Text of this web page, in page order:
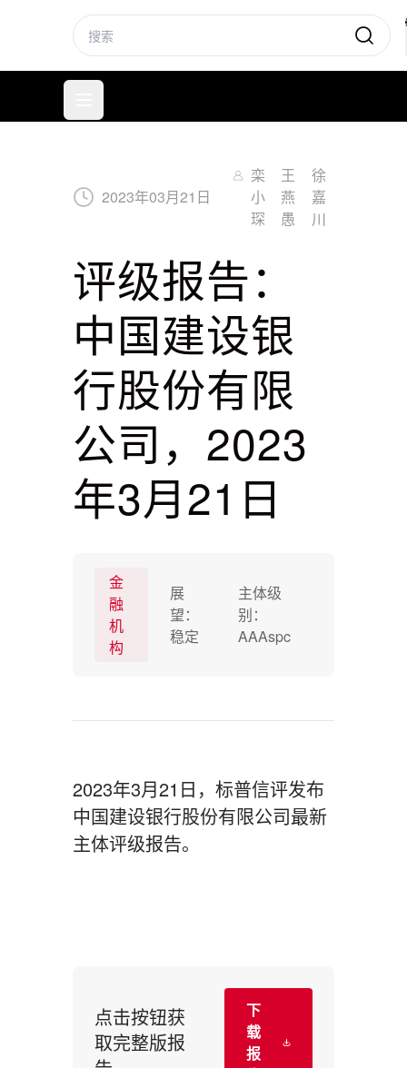
标普信评
2023年03月21 日
栾
小
琛
王
燕
愚
徐
嘉
川
评级报告：
中国建设银
行股份有限
公司，2023
年3月21日
金
融
机
构
展
望：
稳定
主体级
别：
AAAspc
2023年3月21日，标普信评发布
中国建设银行股份有限公司最新
主体评级报告。
点击按钮获
取完整版报
下
载
报